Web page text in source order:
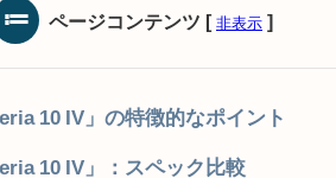
ページコンテンツ [ 非表示 ]
10 IV」の特徴的なポイント
10 IV」：スペック比較